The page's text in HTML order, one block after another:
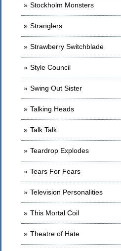
Stockholm Monsters
Stranglers
Strawberry Switchblade
Style Council
Swing Out Sister
Talking Heads
Talk Talk
Teardrop Explodes
Tears For Fears
Television Personalities
This Mortal Coil
Theatre of Hate